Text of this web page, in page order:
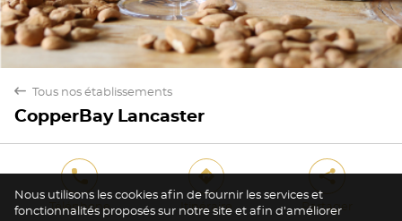
back Tous nos établissements
CopperBay Lancaster
phone
Téléphone
direction
Itinéraire
share
Partager
Nous utilisons les cookies afin de fournir les services et
fonctionnalités proposés sur notre site et afin d’améliorer